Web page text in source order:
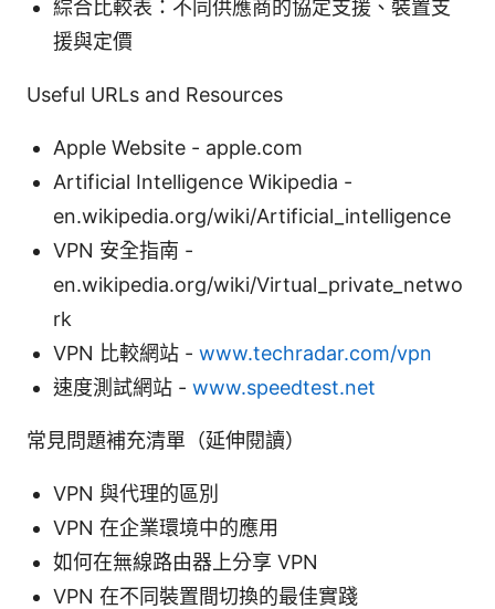
綜合比較表：不同供應商的協定支援、裝置支
援與定價
Useful URLs and Resources
Apple Website - apple.com
Artificial Intelligence Wikipedia -
en.wikipedia.org/wiki/Artificial_intelligence
VPN 安全指南 -
en.wikipedia.org/wiki/Virtual_private_netwo
rk
VPN 比較網站 - www.techradar.com/vpn
速度測試網站 - www.speedtest.net
常見問題補充清單（延伸閱讀）
VPN 與代理的區別
VPN 在企業環境中的應用
如何在無線路由器上分享 VPN
VPN 在不同裝置間切換的最佳實踐